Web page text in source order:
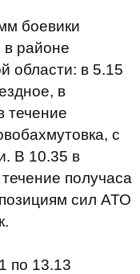
боевики
в районе
области: в 5.15
в
течение
с
В 10.35 в
получаса
сил АТО
по 13.13